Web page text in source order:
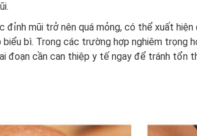
đỉnh mũi trở nên quá mỏng, có thể xuất
bì. Trong các trường hợp nghiêm trọng
đoạn cần can thiệp y tế ngay để tránh tổn